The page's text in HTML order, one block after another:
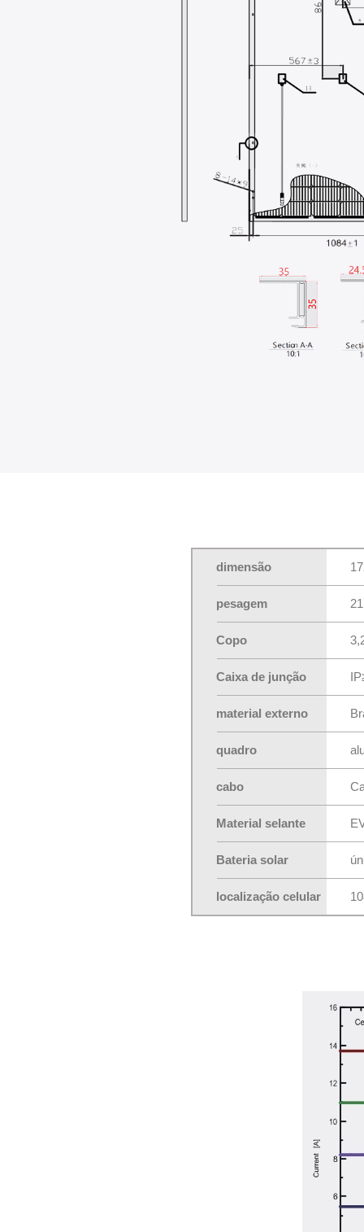
dimensão
pesagem
Copo
Caixa de junção
material externo
quadro
cabo
Material selante
Bateria solar
localização celular